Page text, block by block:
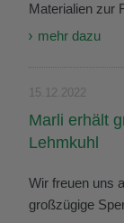
Materialien zur
mehr dazu
15.12.2022
Marli erhält
Lehmkuhl
Wir freuen uns
großzügige